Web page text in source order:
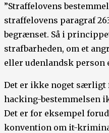
”Straffelovens
straffelovens paragraf
begrænset. Så i
strafbarheden, om et
eller udenlandsk person
Det er ikke noget særligt
hacking-bestemmelsen
Det er for eksempel
konvention om it-